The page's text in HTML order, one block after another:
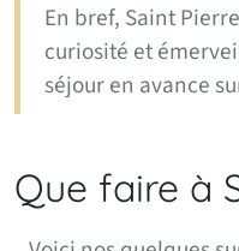
En bref, Saint
curiosité et
séjour en avance
Que faire à